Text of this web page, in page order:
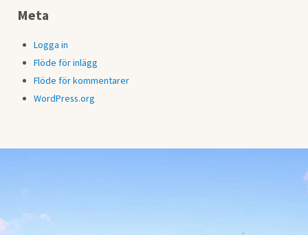
Meta
Logga in
Flöde för inlägg
Flöde för kommentarer
WordPress.org